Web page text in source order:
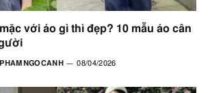
với áo gì thì đẹp? 10 mẫu áo cân
PHAMNGOCANH 08/04/2026